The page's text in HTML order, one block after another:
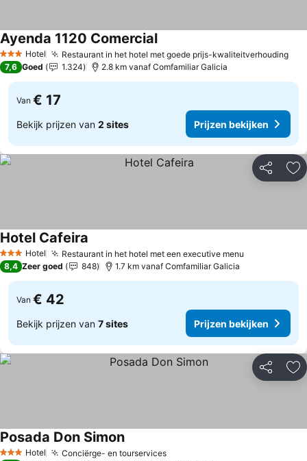
3 SterrenHotel Restaurant in het hotel met goede prijs-kwaliteitverhouding
Ayenda 1120 ComercialPrijzen bekijken
7,6 Goed 1.324 2.8 km vanaf Comfamiliar Galicia
Van € 17
Bekijk prijzen van 2 sites Prijzen bekijken
Delen
3 SterrenHotel Restaurant in het hotel met een executive menu
Hotel Cafeira
8,4 Zeer goed 848 1.7 km vanaf Comfamiliar Galicia
Van € 42
Bekijk prijzen van 7 sites Prijzen bekijken
Delen
3 SterrenHotel Conciërge- en tourservicesPrijzen bekijken
Posada Don SimonPrijzen bekijken